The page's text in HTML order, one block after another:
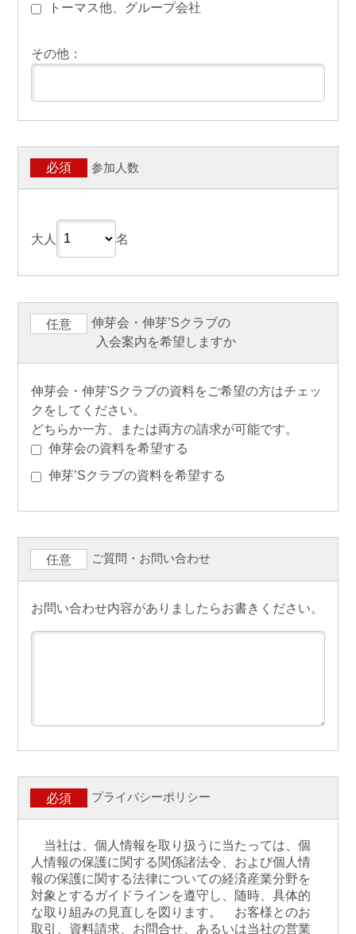
トーマス他、グループ会社
その他：
必須 参加人数
大人 名
任意
伸芽会・伸芽’Sクラブの
入会案内を希望しますか
伸芽会・伸芽'Sクラブの資料をご希望の方はチェッ
クをしてください。
どちらか一方、または両方の請求が可能です。
伸芽会の資料を希望する
伸芽’Sクラブの資料を希望する
任意 ご質問・お問い合わせ
お問い合わせ内容がありましたらお書きください。
必須 プライバシーポリシー
当社は、個人情報を取り扱うに当たっては、個
人情報の保護に関する関係諸法令、および個人情
報の保護に関する法律についての経済産業分野を
対象とするガイドラインを遵守し、随時、具体的
な取り組みの見直しを図ります。 お客様とのお
取引、資料請求、お問合せ、あるいは当社の営業